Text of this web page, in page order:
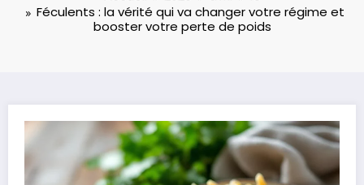
Féculents : la vérité qui va changer votre régime et
booster votre perte de poids